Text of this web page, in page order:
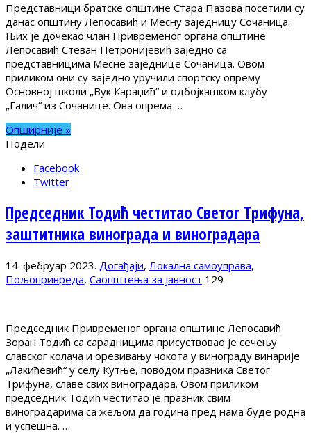
Представници братске општине Стара Пазова посетили су
данас општину Лепосавић и Месну заједницу Сочаница.
Њих је дочекао члан Привременог органа општине
Лепосавић Стеван Петронијевић заједно са
представницима Месне заједнице Сочаница. Овом
приликом они су заједно уручили спортску опрему
Основној школи „Вук Караџић“ и одбојкашком клубу
„Галич“ из Сочанице. Ова опрема …
Опширније »
Подели
Facebook
Twitter
Председник Тодић честитао Светог Трифуна,
заштитника винограда и виноградара
14. фебруар 2023. Догађаји, Локална самоуправа,
Пољопривреда, Саопштења за јавност 129
Председник Привременог органа општине Лепосавић
Зоран Тодић са сарадницима присуствовао је сечењу
славског колача и орезивању чокота у винограду винарије
„Лакићевић“ у селу Кутње, поводом празника Светог
Трифуна, славе свих виноградара. Овом приликом
председник Тодић честитао је празник свим
виноградарима са жељом да година пред нама буде родна
и успешна. …